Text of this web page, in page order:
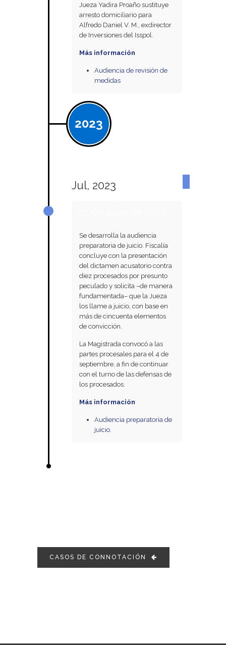
Jueza Yadira Proaño sustituye
arresto domiciliario para
Alfredo Daniel V. M., exdirector
de Inversiones del Isspol.
Más información
Audiencia de revisión de
medidas
2023
Jul, 2023
Se desarrolla la audiencia
preparatoria de juicio. Fiscalía
concluye con la presentación
del dictamen acusatorio contra
diez procesados por presunto
peculado y solicita –de manera
fundamentada– que la Jueza
los llame a juicio, con base en
más de cincuenta elementos
de convicción.
La Magistrada convocó a las
partes procesales para el 4 de
septiembre, a fin de continuar
con el turno de las defensas de
los procesados.
Más información
Audiencia preparatoria de
juicio.
CASOS DE CONNOTACIÓN